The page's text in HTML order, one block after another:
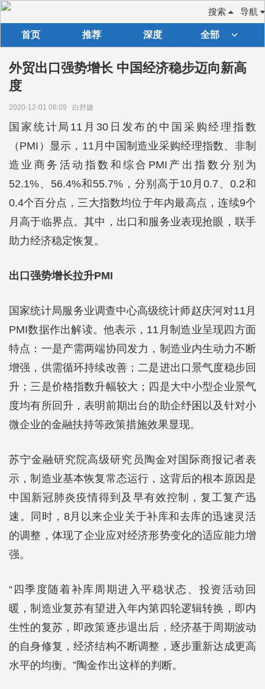
导航
搜索
首页 推荐 深度 全部
外贸出口强势增长 中国经济稳步迈向新高
度
2020-12-01 08:09 白舒婕
国家统计局11月30日发布的中国采购经理指数
（PMI）显示，11月中国制造业采购经理指数、非制
造业商务活动指数和综合PMI产出指数分别为
52.1%、56.4%和55.7%，分别高于10月0.7、0.2和
0.4个百分点，三大指数均位于年内最高点，连续9个
月高于临界点。其中，出口和服务业表现抢眼，联手
助力经济稳定恢复。
出口强势增长拉升PMI
国家统计局服务业调查中心高级统计师赵庆河对11月
PMI数据作出解读。他表示，11月制造业呈现四方面
特点：一是产需两端协同发力，制造业内生动力不断
增强，供需循环持续改善；二是进出口景气度稳步回
升；三是价格指数升幅较大；四是大中小型企业景气
度均有所回升，表明前期出台的助企纾困以及针对小
微企业的金融扶持等政策措施效果显现。
苏宁金融研究院高级研究员陶金对国际商报记者表
示，制造业基本恢复常态运行，这背后的根本原因是
中国新冠肺炎疫情得到及早有效控制，复工复产迅
速。同时，8月以来企业关于补库和去库的迅速灵活
的调整，体现了企业应对经济形势变化的适应能力增
强。
“四季度随着补库周期进入平稳状态、投资活动回
暖，制造业复苏有望进入年内第四轮逻辑转换，即内
生性的复苏，即政策逐步退出后，经济基于周期波动
的自身修复，经济结构不断调整，逐步重新达成更高
水平的均衡。”陶金作出这样的判断。